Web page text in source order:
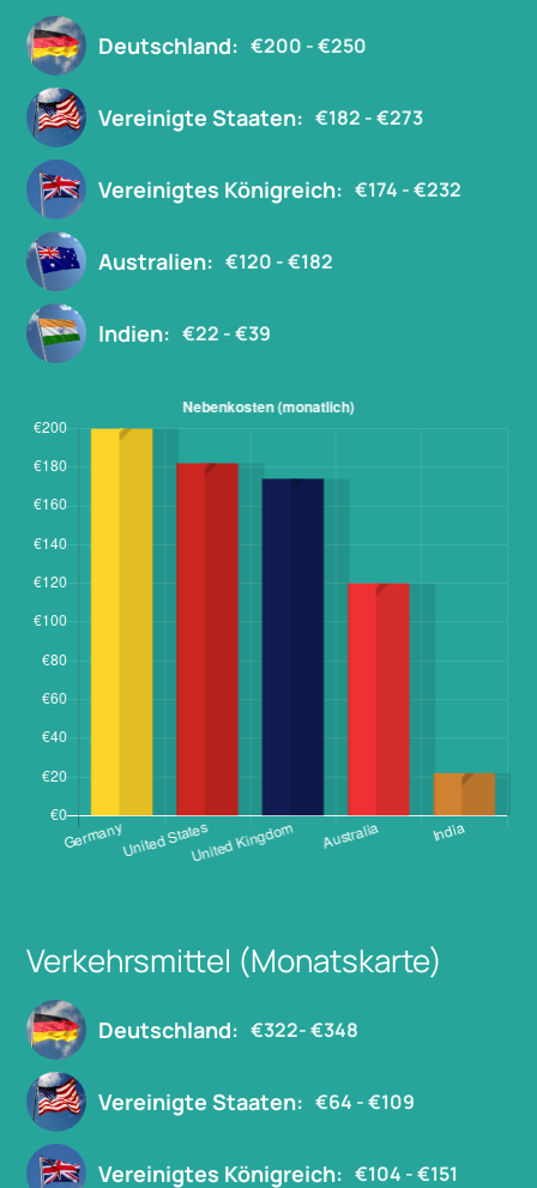
Deutschland: €200 - €250
Vereinigte Staaten: €182 - €273
Vereinigtes Königreich: €174 - €232
Australien: €120 - €182
Indien: €22 - €39
Verkehrsmittel (Monatskarte)
Deutschland: €322- €348
Vereinigte Staaten: €64 - €109
Vereinigtes Königreich: €104 - €151